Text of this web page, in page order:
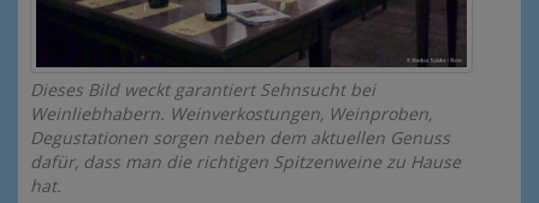
Dieses Bild weckt garantiert Sehnsucht bei
Weinliebhabern. Weinverkostungen, Weinproben,
Degustationen sorgen neben dem aktuellen Genuss
dafür, dass man die richtigen Spitzenweine zu Hause
hat.